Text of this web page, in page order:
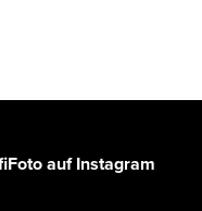
auf Instagram